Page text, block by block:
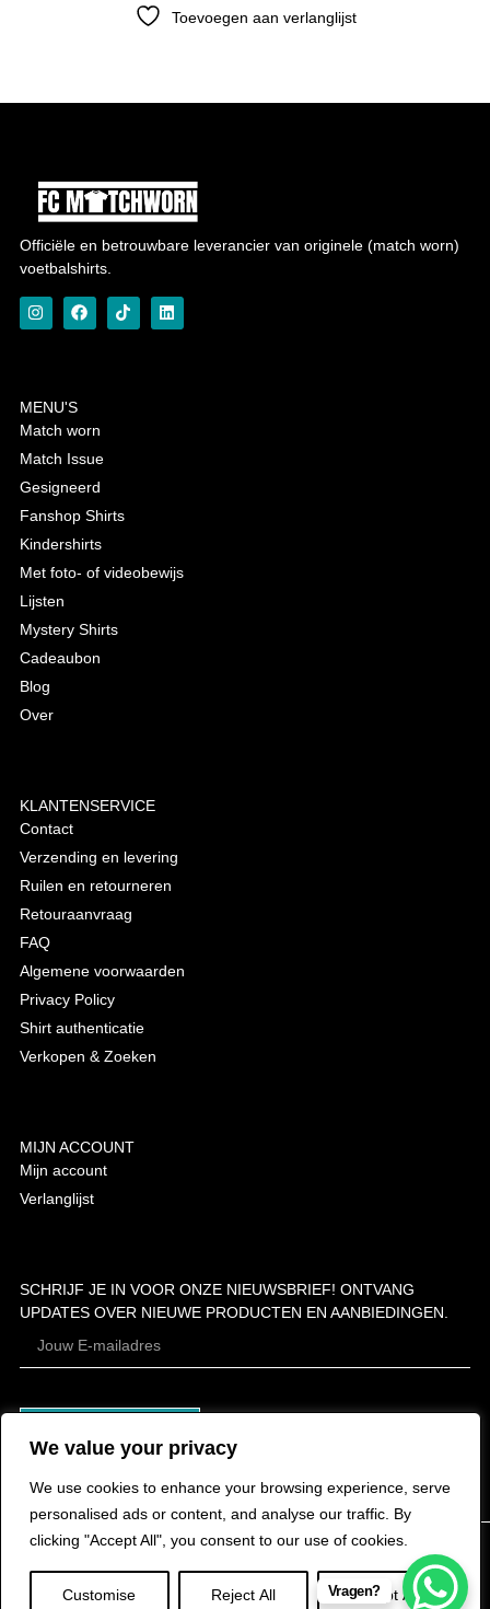
We value your privacy
We use cookies to enhance your browsing experience, serve
personalised ads or content, and analyse our traffic. By
clicking "Accept All", you consent to our use of cookies.
Customise Reject All Accept All
Toevoegen aan verlanglijst
Officiële en betrouwbare leverancier van originele (match worn)
voetbalshirts.
MENU'S
Match worn
Match Issue
Gesigneerd
Fanshop Shirts
Kindershirts
Met foto- of videobewijs
Lijsten
Mystery Shirts
Cadeaubon
Blog
Over
KLANTENSERVICE
Contact
Verzending en levering
Ruilen en retourneren
Retouraanvraag
FAQ
Algemene voorwaarden
Privacy Policy
Shirt authenticatie
Verkopen & Zoeken
MIJN ACCOUNT
Mijn account
Verlanglijst
SCHRIJF JE IN VOOR ONZE NIEUWSBRIEF! ONTVANG
UPDATES OVER NIEUWE PRODUCTEN EN AANBIEDINGEN.
Vragen?